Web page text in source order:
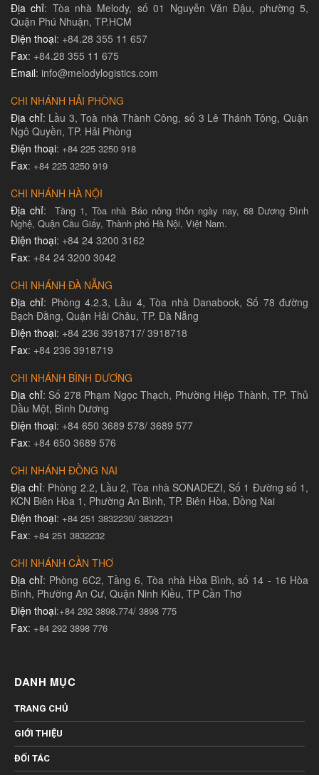
Địa chỉ: Tòa nhà Melody, số 01 Nguyễn Văn Đậu, phường 5,
Quận Phú Nhuận, TP.HCM
Điện thoại: +84.28 355 11 657
Fax: +84.28 355 11 675
Email: info@melodylogistics.com
CHI NHÁNH HẢI PHÒNG
Địa chỉ: Lầu 3, Toà nhà Thành Công, số 3 Lê Thánh Tông, Quận
Ngô Quyền, TP. Hải Phòng
Điện thoại: +84 225 3250 918
Fax: +84 225 3250 919
CHI NHÁNH HÀ NỘI
Địa chỉ:
Tầng 1, Tòa nhà Báo nông thôn ngày nay, 68 Dương Đình
Nghệ, Quận Cầu Giấy, Thành phố Hà Nội, Việt Nam.
Điện thoại: +84 24 3200 3162
Fax: +84 24 3200 3042
CHI NHÁNH ĐÀ NẴNG
Địa chỉ: Phòng 4.2.3, Lầu 4, Tòa nhà Danabook, Số 78 đường
Bạch Đằng, Quận Hải Châu, TP. Đà Nẵng
Điện thoại: +84 236 3918717/ 3918718
Fax: +84 236 3918719
CHI NHÁNH BÌNH DƯƠNG
Địa chỉ: Số 278 Phạm Ngọc Thạch, Phường Hiệp Thành, TP. Thủ
Dầu Một, Bình Dương
Điện thoại: +84 650 3689 578/ 3689 577
Fax: +84 650 3689 576
CHI NHÁNH ĐỒNG NAI
Địa chỉ: Phòng 2.2, Lầu 2, Tòa nhà SONADEZI, Số 1 Đường số 1,
KCN Biên Hòa 1, Phường An Bình, TP. Biên Hòa, Đồng Nai
Điện thoại: +84 251 3832230/ 3832231​
Fax: +84 251 3832232
CHI NHÁNH CẦN THƠ
Địa chỉ: Phòng 6C2, Tầng 6, Tòa nhà Hòa Bình, số 14 - 16 Hòa
Bình, Phường An Cư, Quận Ninh Kiều, TP Cần Thơ
Điện thoại:+84 292 3898.774/ 3898 775
Fax: +84 292 3898 776
DANH MỤC
TRANG CHỦ
GIỚI THIỆU
ĐỐI TÁC